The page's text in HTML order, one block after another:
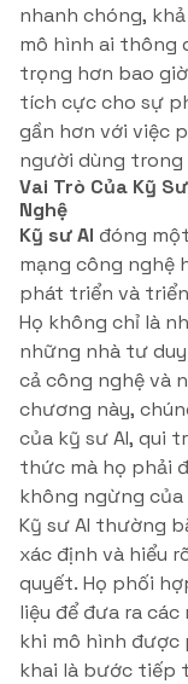
nhanh chóng,
mô hình ai thông
trọng hơn bao
tích cực cho sự
gần hơn với việc
người dùng trong
Vai Trò Của Kỹ
Nghệ
Kỹ sư AI đóng
mạng công nghệ
phát triển và
Họ không chỉ là
những nhà tư
cả công nghệ và
chương này,
của kỹ sư AI, qui
thức mà họ phải
không ngừng
Kỹ sư AI thường
xác định và hiểu
quyết. Họ phối
liệu để đưa ra
khi mô hình
khai là bước tiếp